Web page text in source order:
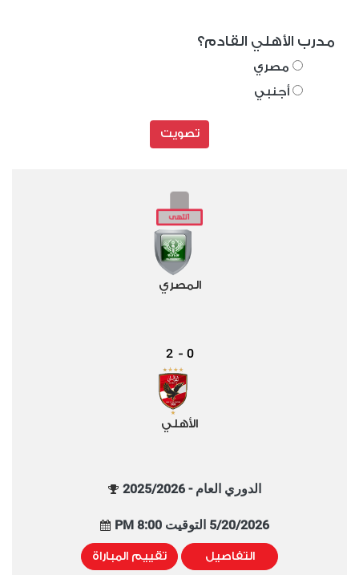
مدرب الأهلي القادم؟
مصري
أجنبي
تصويت
المصري
0
-
2
الأهلي
الدوري العام - 2025/2026
5/20/2026 التوقيت 8:00 PM
التفاصيل تقييم المباراة